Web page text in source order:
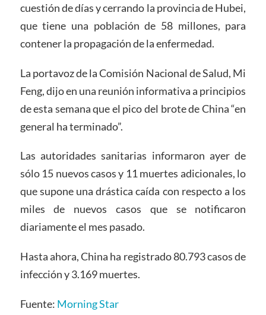
cuestión de días y cerrando la provincia de Hubei,
que tiene una población de 58 millones, para
contener la propagación de la enfermedad.
La portavoz de la Comisión Nacional de Salud, Mi
Feng, dijo en una reunión informativa a principios
de esta semana que el pico del brote de China “en
general ha terminado”.
Las autoridades sanitarias informaron ayer de
sólo 15 nuevos casos y 11 muertes adicionales, lo
que supone una drástica caída con respecto a los
miles de nuevos casos que se notificaron
diariamente el mes pasado.
Hasta ahora, China ha registrado 80.793 casos de
infección y 3.169 muertes.
Fuente: Morning Star